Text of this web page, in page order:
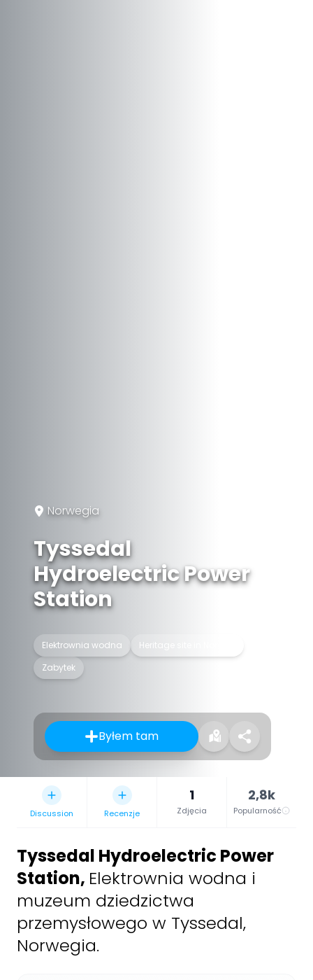
Norwegia
Tyssedal
Hydroelectric Power
Station
Elektrownia wodna
Heritage site in Norway
Zabytek
Byłem tam
Discussion Recenzje
1
Zdjęcia
2,8k
Popularność
Tyssedal Hydroelectric Power
Station, Elektrownia wodna i
muzeum dziedzictwa
przemysłowego w Tyssedal,
Norwegia.